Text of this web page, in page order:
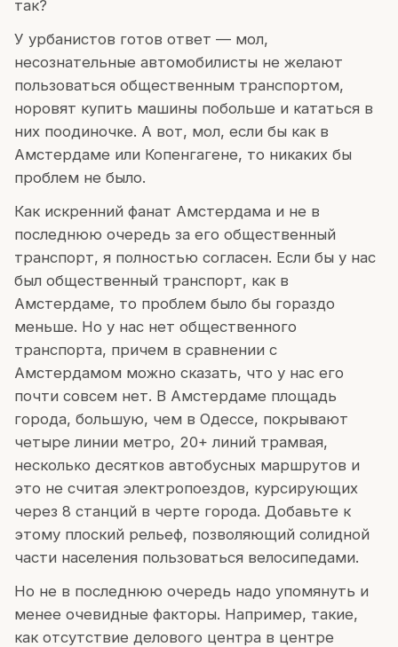
так?
У урбанистов готов ответ — мол,
несознательные автомобилисты не желают
пользоваться общественным транспортом,
норовят купить машины побольше и кататься в
них поодиночке. А вот, мол, если бы как в
Амстердаме или Копенгагене, то никаких бы
проблем не было.
Как искренний фанат Амстердама и не в
последнюю очередь за его общественный
транспорт, я полностью согласен. Если бы у нас
был общественный транспорт, как в
Амстердаме, то проблем было бы гораздо
меньше. Но у нас нет общественного
транспорта, причем в сравнении с
Амстердамом можно сказать, что у нас его
почти совсем нет. В Амстердаме площадь
города, большую, чем в Одессе, покрывают
четыре линии метро, 20+ линий трамвая,
несколько десятков автобусных маршрутов и
это не считая электропоездов, курсирующих
через 8 станций в черте города. Добавьте к
этому плоский рельеф, позволяющий солидной
части населения пользоваться велосипедами.
Но не в последнюю очередь надо упомянуть и
менее очевидные факторы. Например, такие,
как отсутствие делового центра в центре